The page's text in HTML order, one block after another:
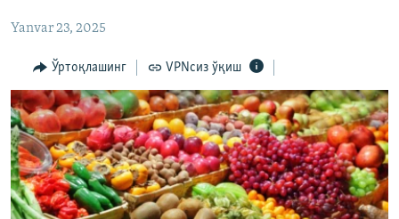
На русском
ИЖТИМОИЙ ТАРМОҚЛАР
Озодлик бошқа тилларда
Yanvar 23, 2025
Ўртоқлашинг VPNсиз ўқиш